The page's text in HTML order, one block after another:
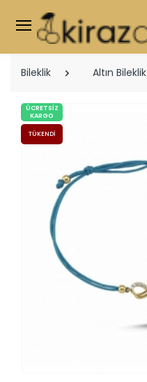
Bileklik Altın Bileklik
ÜCRETSIZ
KARGO
TÜKENDI